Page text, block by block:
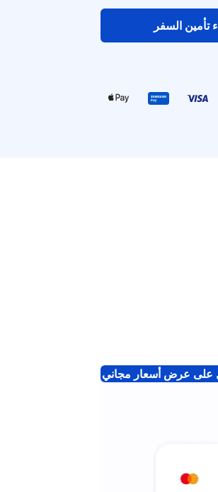
تأمين السفر
على عرض أسعار مجاني